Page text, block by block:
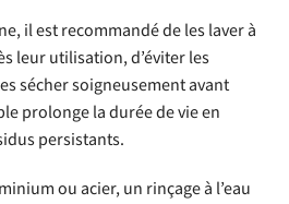
il est recommandé de les laver à
leur utilisation, d’éviter les
sécher soigneusement avant
prolonge la durée de vie en
persistants.
ou acier, un rinçage à l’eau